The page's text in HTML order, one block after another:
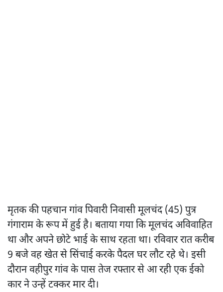
मृतक की पहचान गांव पिवारी निवासी मूलचंद (45) पुत्र
गंगाराम के रूप में हुई है। बताया गया कि मूलचंद अविवाहित
था और अपने छोटे भाई के साथ रहता था। रविवार रात करीब
9 बजे वह खेत से सिंचाई करके पैदल घर लौट रहे थे। इसी
दौरान वहीपुर गांव के पास तेज रफ्तार से आ रही एक ईको
कार ने उन्हें टक्कर मार दी।